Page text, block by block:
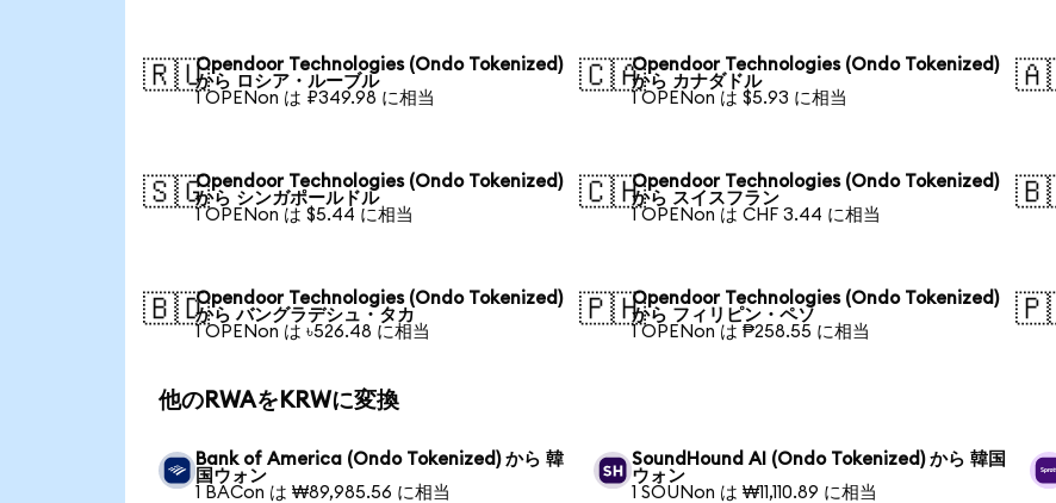
🇷🇺Opendoor Technologies (Ondo Tokenized)
から ロシア・ルーブル
1 OPENon は ₽349.98 に相当
🇨🇦Opendoor Technologies (Ondo Tokenized)
から カナダドル
1 OPENon は $5.93 に相当
🇸🇬Opendoor Technologies (Ondo Tokenized)
から シンガポールドル
1 OPENon は $5.44 に相当
🇨🇭Opendoor Technologies (Ondo Tokenized)
から スイスフラン
1 OPENon は CHF 3.44 に相当
🇧🇩Opendoor Technologies (Ondo Tokenized)
から バングラデシュ・タカ
1 OPENon は ৳526.48 に相当
🇵🇭Opendoor Technologies (Ondo Tokenized)
から フィリピン・ペソ
1 OPENon は ₱258.55 に相当
他のRWAをKRWに変換
Bank of America (Ondo Tokenized) から 韓
国ウォン
1 BACon は ₩89,985.56 に相当
SoundHound AI (Ondo Tokenized) から 韓国
ウォン
1 SOUNon は ₩11,110.89 に相当